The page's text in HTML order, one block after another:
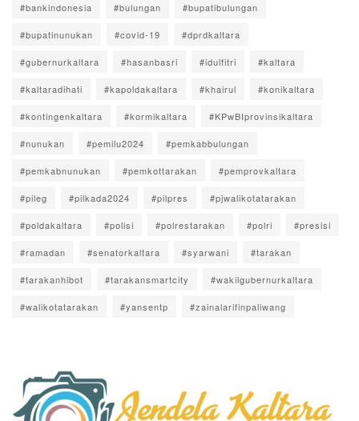
#bankindonesia #bulungan #bupatibulungan
#bupatinunukan #covid-19 #dprdkaltara
#gubernurkaltara #hasanbasri #idulfitri #kaltara
#kaltaradihati #kapoldakaltara #khairul #konikaltara
#kontingenkaltara #kormikaltara #KPwBIprovinsikaltara
#nunukan #pemilu2024 #pemkabbulungan
#pemkabnunukan #pemkottarakan #pemprovkaltara
#pileg #pilkada2024 #pilpres #pjwalikotatarakan
#poldakaltara #polisi #polrestarakan #polri #presisi
#ramadan #senatorkaltara #syarwani #tarakan
#tarakanhibot #tarakansmartcity #wakilgubernurkaltara
#walikotatarakan #yansentp #zainalarifinpaliwang